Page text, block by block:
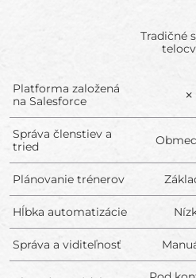
Tradičné
Platforma založená
na Salesforce
✗
Správa členstiev a
tried
Plánovanie trénerov
Hĺbka automatizácie
Správa a viditeľnosť